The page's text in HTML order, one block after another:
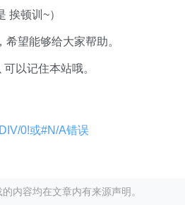
挨顿训~）
望能够给大家帮助。
以记住本站哦。
0!或#N/A错误
内容均在文章内有来源声明。